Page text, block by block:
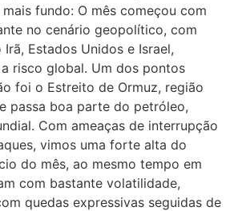
fundo: O mês começou com
no cenário geopolítico, com
Estados Unidos e Israel,
risco global. Um dos pontos
foi o Estreito de Ormuz, região
passa boa parte do petróleo,
Com ameaças de interrupção
vimos uma forte alta do
do mês, ao mesmo tempo em
com bastante volatilidade,
quedas expressivas seguidas de